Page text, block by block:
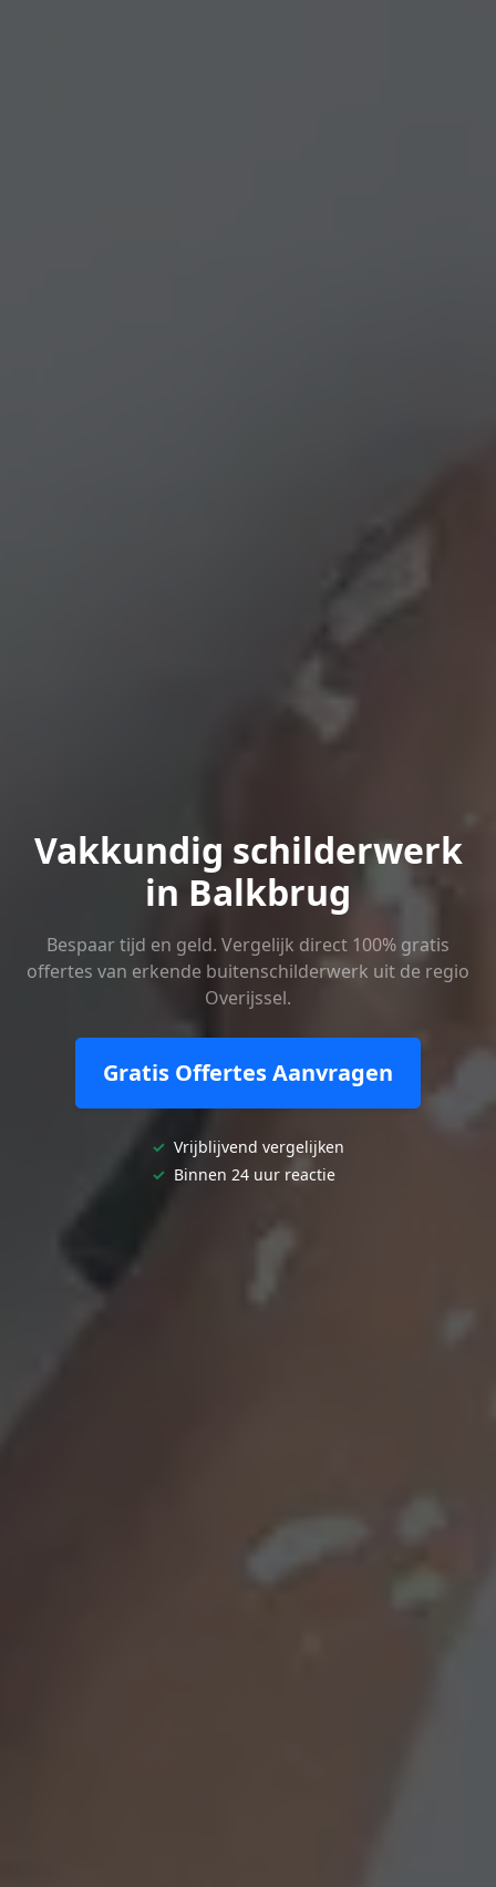
Vakkundig schilderwerk
in Balkbrug
Bespaar tijd en geld. Vergelijk direct 100% gratis
offertes van erkende buitenschilderwerk uit de regio
Overijssel.
Gratis Offertes Aanvragen
✓ Vrijblijvend vergelijken
✓ Binnen 24 uur reactie